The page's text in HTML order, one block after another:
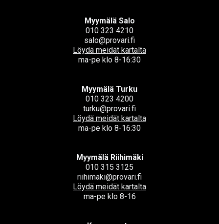
Myymälä Salo
010 323 4210
salo@provari.fi
Löydä meidät kartalta
ma-pe klo 8-16:30
Myymälä Turku
010 323 4200
turku@provari.fi
Löydä meidät kartalta
ma-pe klo 8-16:30
Myymälä Riihimäki
010 315 3125
riihimaki@provari.fi
Löydä meidät kartalta
ma-pe klo 8-16